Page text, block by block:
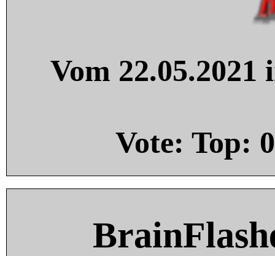
Vom
Vote: Top: 0